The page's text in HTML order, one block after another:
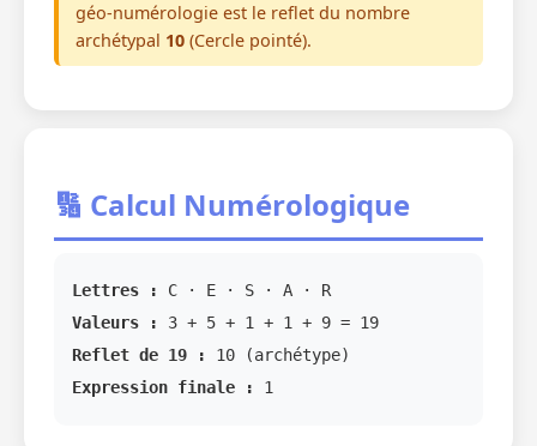
géo-numérologie est le reflet du nombre
archétypal 10 (Cercle pointé).
🔢 Calcul Numérologique
Lettres :
C · E · S · A · R
Valeurs :
3 + 5 + 1 + 1 + 9 = 19
Reflet de 19 :
10 (archétype)
Expression finale :
1